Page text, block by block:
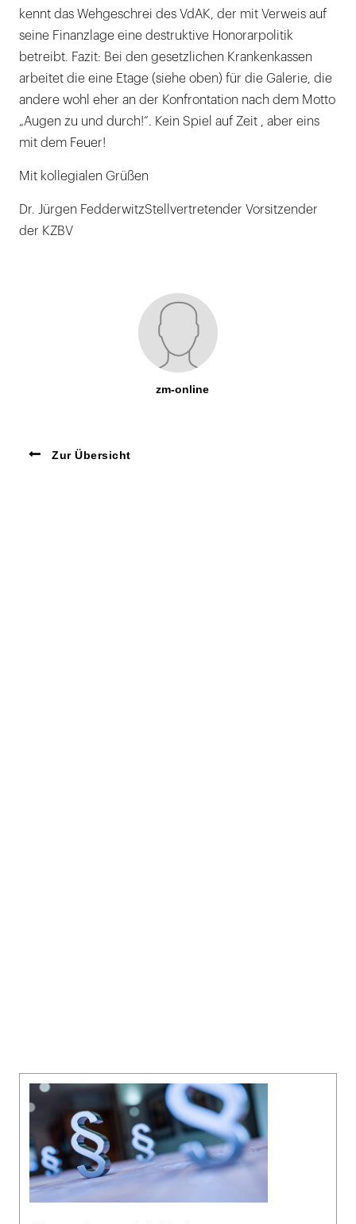
kennt das Wehgeschrei des VdAK, der mit Verweis auf
seine Finanzlage eine destruktive Honorarpolitik
betreibt. Fazit: Bei den gesetzlichen Krankenkassen
arbeitet die eine Etage (siehe oben) für die Galerie, die
andere wohl eher an der Konfrontation nach dem Motto
„Augen zu und durch!“. Kein Spiel auf Zeit , aber eins
mit dem Feuer!
Mit kollegialen Grüßen
Dr. Jürgen FedderwitzStellvertretender Vorsitzender
der KZBV
zm-online
Zur Übersicht